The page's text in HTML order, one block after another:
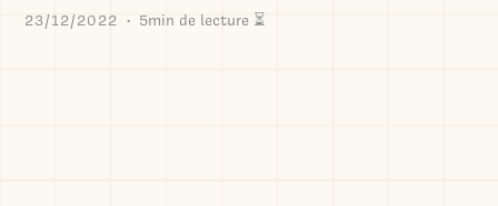
23/12/2022 • 5min de lecture ⏳